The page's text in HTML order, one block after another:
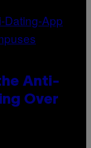
Anti-
Over